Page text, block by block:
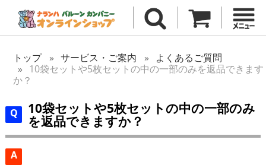
トップ サービス・ご案内
よくあるご質問
10袋セットや5枚セットの中の一部のみを返品できます
か？
10袋セットや5枚セットの中の一部のみ
を返品できますか？
A